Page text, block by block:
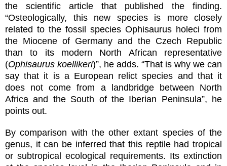
the scientific article that published the finding.
“Osteologically, this new species is more closely
related to the fossil species Ophisaurus holeci from
the Miocene of Germany and the Czech Republic
than to its modern North African representative
(Ophisaurus koellikeri)”, he adds. “That is why we can
say that it is a European relict species and that it
does not come from a landbridge between North
Africa and the South of the Iberian Peninsula”, he
points out.
By comparison with the other extant species of the
genus, it can be inferred that this reptile had tropical
or subtropical ecological requirements. Its extinction